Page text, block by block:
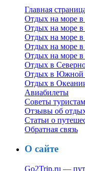
Главная
Отдых на море в
Отдых на море
Отдых на море в
Отдых на море
Отдых на море
Отдых в
Отдых в Южной
Отдых в
Авиабилеты
Советы туристам
Отзывы об
Статьи о
Обратная связь
О сайте
Go2Trip.ru —